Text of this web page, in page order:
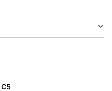
C5